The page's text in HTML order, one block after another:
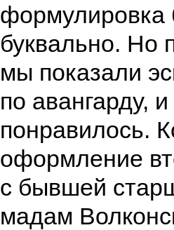
формулировка
буквально. Но
мы показали
по авангарду,
понравилось.
оформление
с бывшей
мадам